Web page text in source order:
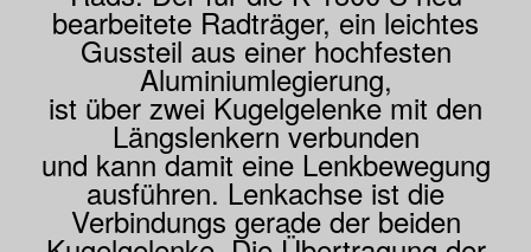
bearbeitete Radträger, ein leichtes
Gussteil aus einer hochfesten
Aluminiumlegierung,
ist über zwei Kugelgelenke mit den
Längslenkern verbunden
und kann damit eine Lenkbewegung
ausführen. Lenkachse ist die
Verbindungs gerade der beiden